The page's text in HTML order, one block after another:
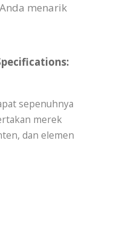
menarik
sepenuhnya
merek
dan elemen